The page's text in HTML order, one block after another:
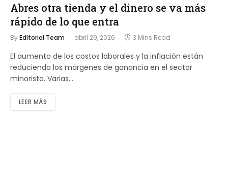
Abres otra tienda y el dinero se va más
rápido de lo que entra
ByEditorial Team abril 29, 2026 3 Mins Read
El aumento de los costos laborales y la inflación están
reduciendo los márgenes de ganancia en el sector
minorista. Varias…
LEER MÁS